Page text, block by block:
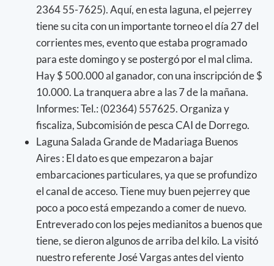
2364 55-7625). Aquí, en esta laguna, el pejerrey
tiene su cita con un importante torneo el día 27 del
corrientes mes, evento que estaba programado
para este domingo y se postergó por el mal clima.
Hay $ 500.000 al ganador, con una inscripción de $
10.000. La tranquera abre a las 7 de la mañana.
Informes: Tel.: (02364) 557625. Organiza y
fiscaliza, Subcomisión de pesca CAI de Dorrego.
Laguna Salada Grande de Madariaga Buenos
Aires : El dato es que empezaron a bajar
embarcaciones particulares, ya que se profundizo
el canal de acceso. Tiene muy buen pejerrey que
poco a poco está empezando a comer de nuevo.
Entreverado con los pejes medianitos a buenos que
tiene, se dieron algunos de arriba del kilo. La visitó
nuestro referente José Vargas antes del viento